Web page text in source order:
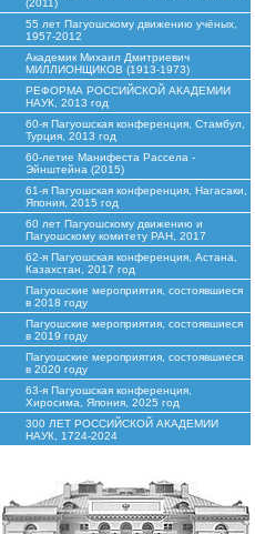
(2011)
55 лет Пагуошскому движению учёных,
1957-2012
Академик Михаил Дмитриевич
МИЛЛИОНЩИКОВ (1913-1973)
РЕФОРМА РОССИЙСКОЙ АКАДЕМИИ
НАУК, 2013 год
60-я Пагуошская конференция, Стамбул,
Турция, 2013 год
60-летие Манифеста Рассела -
Эйнштейна (2015)
61-я Пагуошская конференция, Нагасаки,
Япония, 2015 год
60 лет Пагуошскому движению и
Пагуошскому комитету РАН, 2017
62-я Пагуошская конференция, Астана,
Казахстан, 2017 год
Пагуошские мероприятия, состоявшиеся
в 2018 году
Пагуошские мероприятия, состоявшиеся
в 2019 году
Пагуошские мероприятия, состоявшиеся
в 2020 году
63-я Пагуошская конференция,
Хиросима, Япония, 2025 год
300 ЛЕТ РОССИЙСКОЙ АКАДЕМИИ
НАУК, 1724-2024